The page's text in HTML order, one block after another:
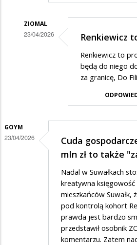
ZIOMAL
23/04/2026
odpowiedzi
Prawdziwych
dziennikarzy
Suwałkach
Renkiewicz
Renkiewicz to
będą do niego
za granicę, Do
GOYM
23/04/2026
Cuda
mln zł to także
Nadal w Suwałkach
kreatywna księgowość
mieszkańców Suwałk,
pod kontrolą kohort
prawda jest bardzo
przedstawił osobnik
komentarzu. Zatem